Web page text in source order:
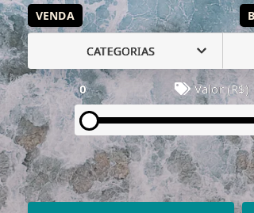
VENDA
CATEGORIAS
0 Valor (R$)